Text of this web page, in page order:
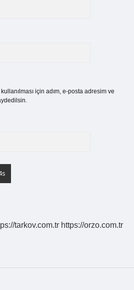
için adım, e-posta adresim ve
tarkov.com.tr https://orzo.com.tr